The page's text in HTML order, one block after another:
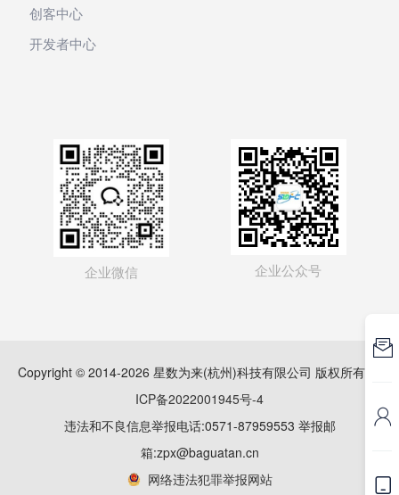
创客中心
开发者中心
企业微信 企业公众号
Copyright © 2014-2026 星数为来(杭州)科技有限公司 版权所有
ICP备2022001945号-4
违法和不良信息举报电话:0571-87959553 举报邮
箱:zpx@baguatan.cn
网络违法犯罪举报网站


